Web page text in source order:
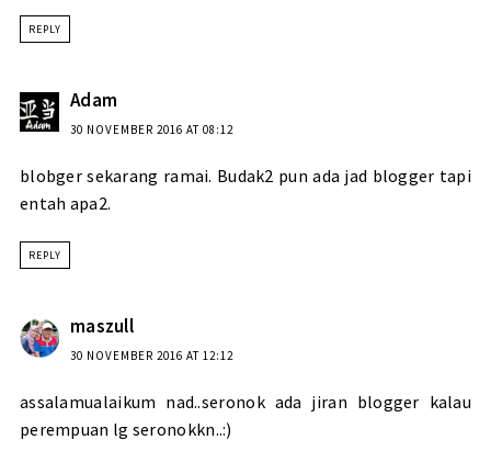
REPLY
Adam
30 NOVEMBER 2016 AT 08:12
blobger sekarang ramai. Budak2 pun ada jad blogger tapi
entah apa2.
REPLY
maszull
30 NOVEMBER 2016 AT 12:12
assalamualaikum nad..seronok ada jiran blogger kalau
perempuan lg seronokkn..:)